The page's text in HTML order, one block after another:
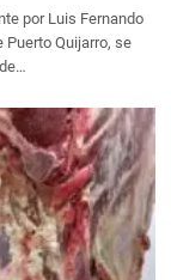
por Luis Fernando
Puerto Quijarro, se